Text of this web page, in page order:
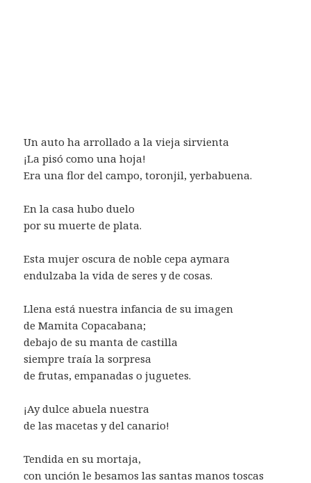
Un auto ha arrollado a la vieja sirvienta
¡La pisó como una hoja!
Era una flor del campo, toronjil, yerbabuena.
En la casa hubo duelo
por su muerte de plata.
Esta mujer oscura de noble cepa aymara
endulzaba la vida de seres y de cosas.
Llena está nuestra infancia de su imagen
de Mamita Copacabana;
debajo de su manta de castilla
siempre traía la sorpresa
de frutas, empanadas o juguetes.
¡Ay dulce abuela nuestra
de las macetas y del canario!
Tendida en su mortaja,
con unción le besamos las santas manos toscas